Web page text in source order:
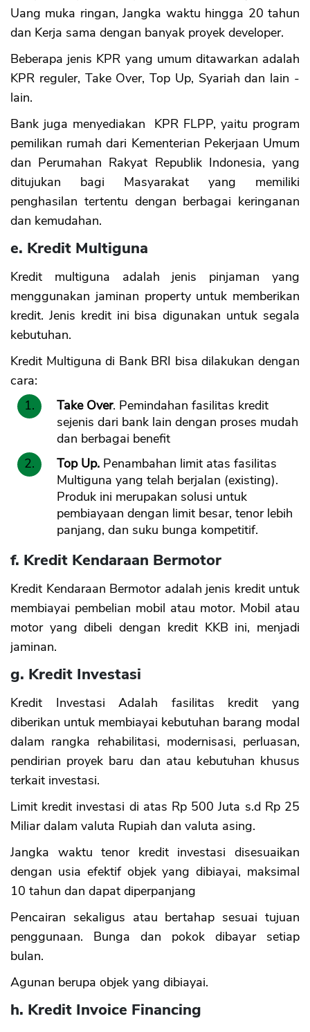
Uang muka ringan, Jangka waktu hingga 20 tahun
dan Kerja sama dengan banyak proyek developer.
Beberapa jenis KPR yang umum ditawarkan adalah
KPR reguler, Take Over, Top Up, Syariah dan lain -
lain.
Bank juga menyediakan KPR FLPP, yaitu program
pemilikan rumah dari Kementerian Pekerjaan Umum
dan Perumahan Rakyat Republik Indonesia, yang
ditujukan bagi Masyarakat yang memiliki
penghasilan tertentu dengan berbagai keringanan
dan kemudahan.
e. Kredit Multiguna
Kredit multiguna adalah jenis pinjaman yang
menggunakan jaminan property untuk memberikan
kredit. Jenis kredit ini bisa digunakan untuk segala
kebutuhan.
Kredit Multiguna di Bank BRI bisa dilakukan dengan
cara:
Take Over. Pemindahan fasilitas kredit
sejenis dari bank lain dengan proses mudah
dan berbagai benefit
Top Up. Penambahan limit atas fasilitas
Multiguna yang telah berjalan (existing).
Produk ini merupakan solusi untuk
pembiayaan dengan limit besar, tenor lebih
panjang, dan suku bunga kompetitif.
f. Kredit Kendaraan Bermotor
Kredit Kendaraan Bermotor adalah jenis kredit untuk
membiayai pembelian mobil atau motor. Mobil atau
motor yang dibeli dengan kredit KKB ini, menjadi
jaminan.
g. Kredit Investasi
Kredit Investasi Adalah fasilitas kredit yang
diberikan untuk membiayai kebutuhan barang modal
dalam rangka rehabilitasi, modernisasi, perluasan,
pendirian proyek baru dan atau kebutuhan khusus
terkait investasi.
Limit kredit investasi di atas Rp 500 Juta s.d Rp 25
Miliar dalam valuta Rupiah dan valuta asing.
Jangka waktu tenor kredit investasi disesuaikan
dengan usia efektif objek yang dibiayai, maksimal
10 tahun dan dapat diperpanjang
Pencairan sekaligus atau bertahap sesuai tujuan
penggunaan. Bunga dan pokok dibayar setiap
bulan.
Agunan berupa objek yang dibiayai.
h. Kredit Invoice Financing